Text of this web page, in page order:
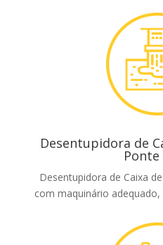
Desentupidora de
Ponte
Desentupidora de Caixa
com maquinário adequado,